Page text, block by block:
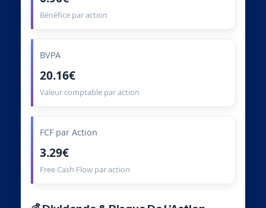
Bénéfice par action
BVPA
20.16€
Valeur comptable par action
FCF par Action
3.29€
Free Cash Flow par action